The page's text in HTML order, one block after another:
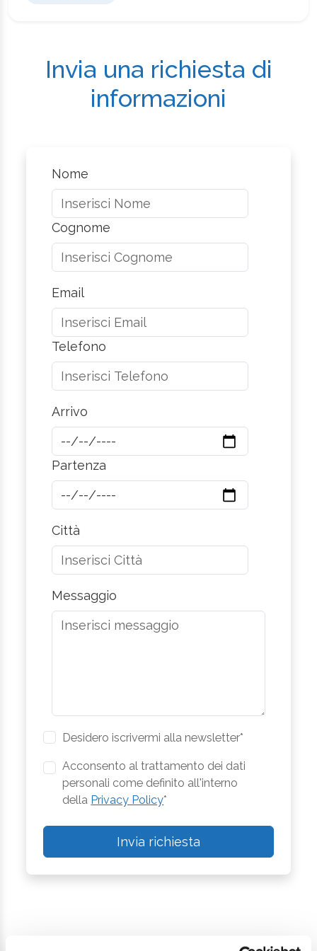
Invia una richiesta di
informazioni
Nome
Cognome
Email
Telefono
Arrivo
Partenza
Città
Messaggio
Desidero iscrivermi alla newsletter*
Acconsento al trattamento dei dati
personali come definito all'interno
della Privacy Policy*
Invia richiesta